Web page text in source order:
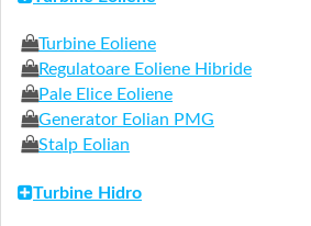
80W
Turbine Eoliene
Regulatoare Eoliene Hibride
Pale Elice Eoliene
Generator Eolian PMG
Stalp Eolian
Turbine Hidro